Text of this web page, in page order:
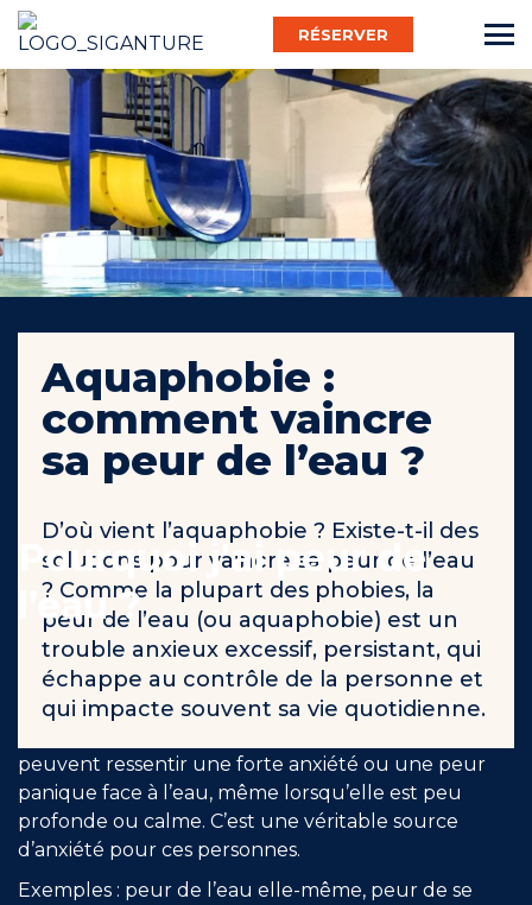
RÉSERVER
Français
Bébé Nageur
Adulte
Engagements
Mon compte
Aquaphobie :
comment vaincre
sa peur de l’eau ?​
D’où vient l’aquaphobie ? Existe-t-il des
solutions pour vaincre sa peur de l’eau
? Comme la plupart des phobies, la
peur de l’eau (ou aquaphobie) est un
trouble anxieux excessif, persistant, qui
échappe au contrôle de la personne et
qui impacte souvent sa vie quotidienne.
Pourquoi j'ai peur de
l’eau ?
L’aquaphobie est une peur intense et irrationnelle
de l’eau qui peut aller de la simple appréhension à
peuvent ressentir une forte anxiété ou une peur
panique face à l’eau, même lorsqu’elle est peu
profonde ou calme. C’est une véritable source
d’anxiété pour ces personnes.
Exemples : peur de l’eau elle-même, peur de se